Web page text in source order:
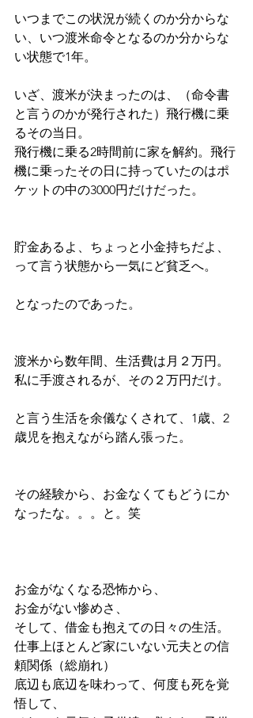
いつまでこの状況が続くのか分からな
い、いつ渡米命令となるのか分からな
い状態で1年。
いざ、渡米が決まったのは、（命令書
と言うのかが発行された）飛行機に乗
るその当日。
飛行機に乗る2時間前に家を解約。飛行
機に乗ったその日に持っていたのはポ
ケットの中の3000円だけだった。
貯金あるよ、ちょっと小金持ちだよ、
って言う状態から一気にど貧乏へ。
となったのであった。
渡米から数年間、生活費は月２万円。
私に手渡されるが、その２万円だけ。
と言う生活を余儀なくされて、1歳、2
歳児を抱えながら踏ん張った。
その経験から、お金なくてもどうにか
なったな。。。と。笑
お金がなくなる恐怖から、
お金がない惨めさ、
そして、借金も抱えての日々の生活。
仕事上ほとんど家にいない元夫との信
頼関係（総崩れ）
底辺も底辺を味わって、何度も死を覚
悟して、